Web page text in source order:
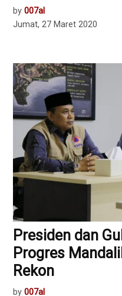
by 007al
Jumat, 27 Maret 2020
Presiden dan
Progres
Rekon
by 007al